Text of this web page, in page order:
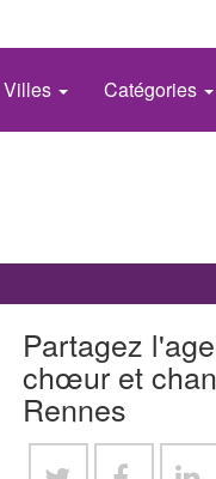
Villes Catégories
Partagez
chœur et
Rennes